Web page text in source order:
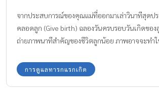
จากประสบการณ์ของคุณแม่ที่ออกมาเล่าวินาทีสุดป
คลอดลูก (Give birth) ฉลองวันครบรอบวันเกิดของ
ถ่ายภาพนาทีสำคัญของชีวิตลูกน้อย ภาพอาจจะทำ
จะบอกต่อ
การดูแลทารกแรกเกิด